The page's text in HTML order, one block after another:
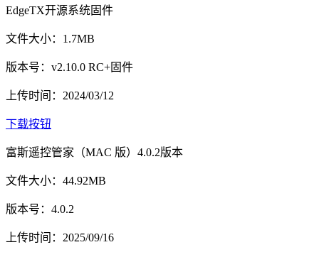
EdgeTX开源系统固件
文件大小：1.7MB
版本号：v2.10.0 RC+固件
上传时间：2024/03/12
下载按钮
富斯遥控管家（MAC 版）4.0.2版本
文件大小：44.92MB
版本号：4.0.2
上传时间：2025/09/16